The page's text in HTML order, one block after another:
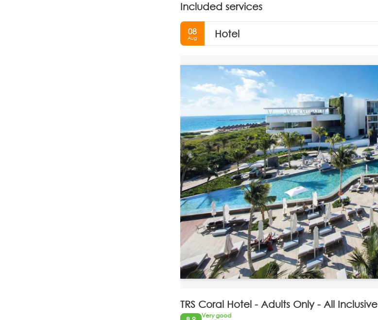
Included services
08
Aug Hotel
TRS Coral Hotel - Adults Only - All Inclusive
Very good